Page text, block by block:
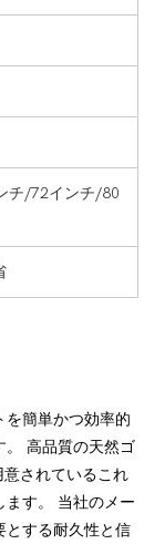
チ/72インチ/80
を簡単かつ効率的
。 高品質の天然ゴ
されているこれ
ます。 当社のメー
とする耐久性と信